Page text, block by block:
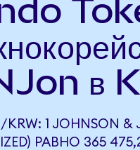
в
1 JOHNSON &
РАВНО 365